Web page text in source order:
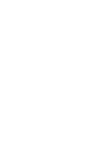
15:43
36:10 ΕΟΚΑ
1:10:08
1:44:09